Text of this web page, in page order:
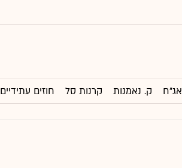
אג"ח ק. נאמנות קרנות סל חוזים עתידיים